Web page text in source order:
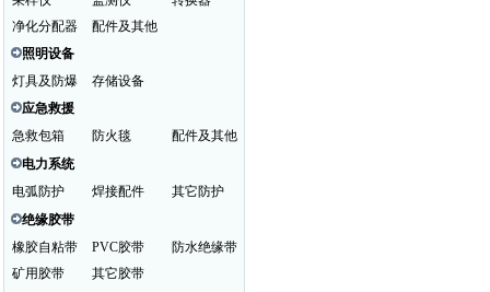
净化分配器
配件及其他
照明设备
灯具及防爆
存储设备
应急救援
急救包箱
防火毯
配件及其他
电力系统
电弧防护
焊接配件
其它防护
绝缘胶带
橡胶自粘带
PVC胶带
防水绝缘带
矿用胶带
其它胶带